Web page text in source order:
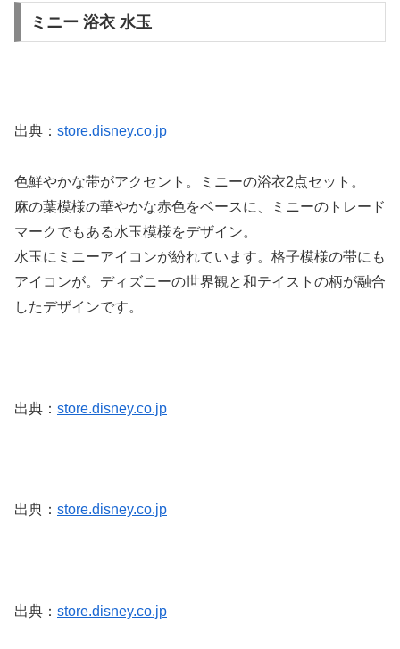
ミニー 浴衣 水玉
出典： store.disney.co.jp
色鮮やかな帯がアクセント。ミニーの浴衣2点セット。
麻の葉模様の華やかな赤色をベースに、ミニーのトレード
マークでもある水玉模様をデザイン。
水玉にミニーアイコンが紛れています。格子模様の帯にも
アイコンが。ディズニーの世界観と和テイストの柄が融合
したデザインです。
出典： store.disney.co.jp
出典： store.disney.co.jp
出典： store.disney.co.jp